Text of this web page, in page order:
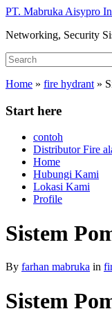
Skip
main
PT. Mabruka Aisypro
Networking, Security
Search
for:
Home » fire hydrant »
Start here
contoh
Distributor Fire
Home
Hubungi Kami
Lokasi Kami
Profile
Sistem
By farhan mabruka in
Sistem